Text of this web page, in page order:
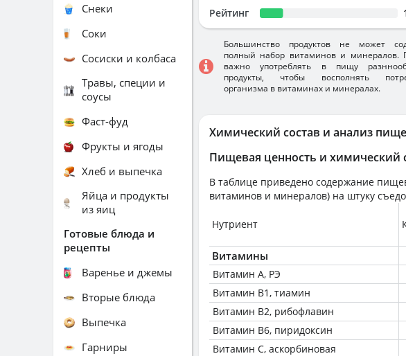
Химический состав и анализ
Пищевая ценность и химический
В таблице приведено содержание
витаминов и минералов) на штуку
Нутриент
Витамины
Витамин А, РЭ
Витамин В1, тиамин
Витамин В2, рибофлавин
Витамин В6, пиридоксин
Витамин C, аскорбиновая
Рейтинг
Большинство продуктов не может
полный набор витаминов и минералов.
важно употреблять в пищу
продукты, чтобы восполнять
организма в витаминах и минералах.
Снеки
Соки
Сосиски и колбаса
Травы, специи и
соусы
Фаст-фуд
Фрукты и ягоды
Хлеб и выпечка
Яйца и продукты
из яиц
Готовые блюда и
рецепты
Варенье и джемы
Вторые блюда
Выпечка
Гарниры